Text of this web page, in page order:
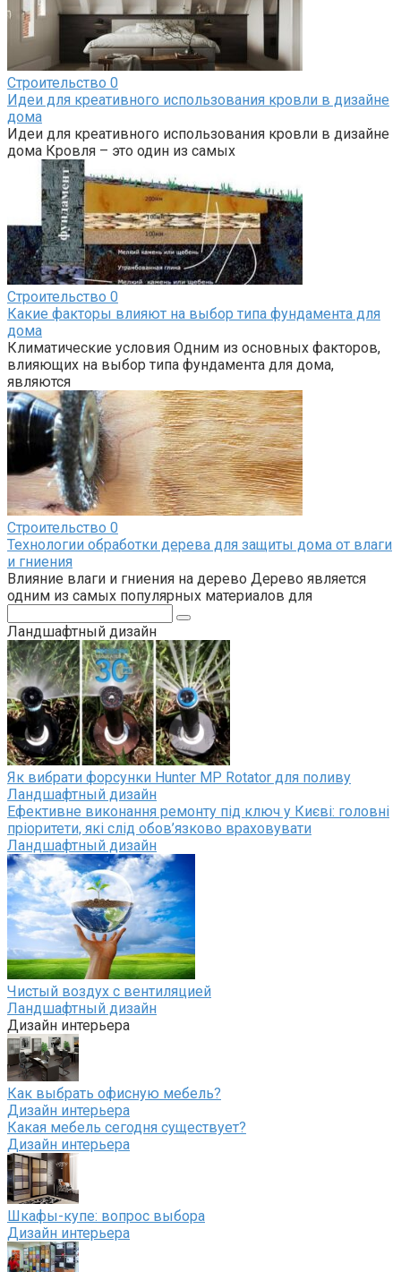
Строительство 0
Идеи для креативного использования кровли в дизайне
дома
Идеи для креативного использования кровли в дизайне
дома Кровля – это один из самых
Строительство 0
Какие факторы влияют на выбор типа фундамента для
дома
Климатические условия Одним из основных факторов,
влияющих на выбор типа фундамента для дома,
являются
Строительство 0
Технологии обработки дерева для защиты дома от влаги
и гниения
Влияние влаги и гниения на дерево Дерево является
одним из самых популярных материалов для
Ландшафтный дизайн
Як вибрати форсунки Hunter MP Rotator для поливу
Ландшафтный дизайн
Ефективне виконання ремонту під ключ у Києві: головні
пріоритети, які слід обов’язково враховувати
Ландшафтный дизайн
Чистый воздух с вентиляцией
Ландшафтный дизайн
Дизайн интерьера
Как выбрать офисную мебель?
Дизайн интерьера
Какая мебель сегодня существует?
Дизайн интерьера
Шкафы-купе: вопрос выбора
Дизайн интерьера